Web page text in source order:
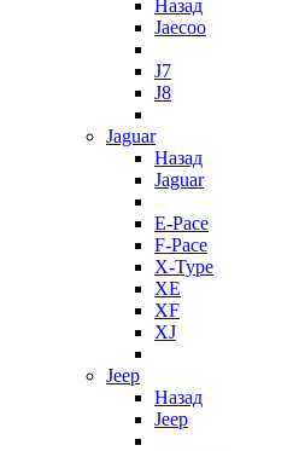
Назад
Jaecoo
J7
J8
Jaguar
Назад
Jaguar
E-Pace
F-Pace
X-Type
XE
XF
XJ
Jeep
Назад
Jeep